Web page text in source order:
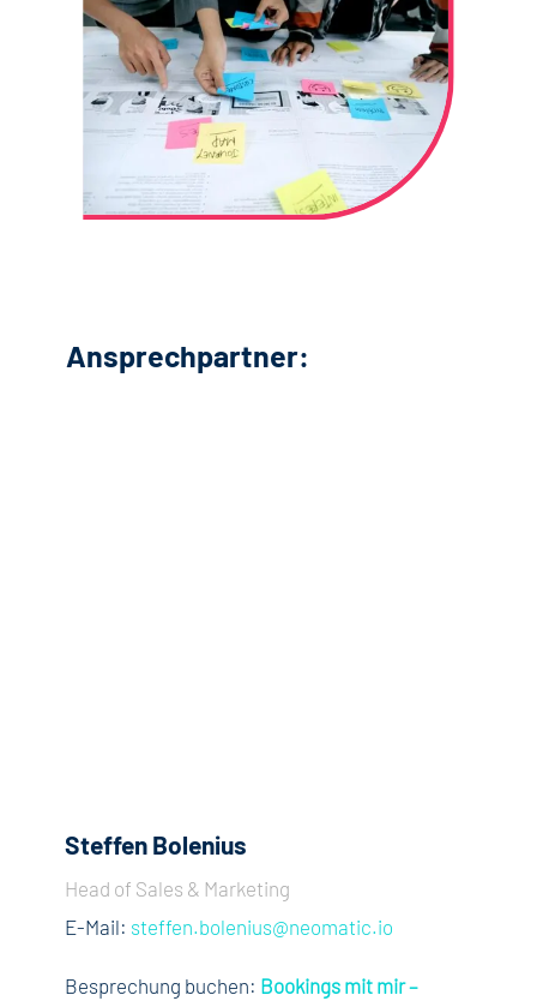
Ansprechpartner:
Steffen Bolenius
Head of Sales & Marketing
E-Mail: steffen.bolenius@neomatic.io
Besprechung buchen: Bookings mit mir –